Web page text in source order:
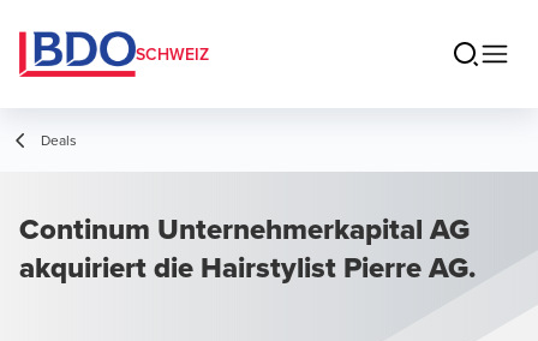
SCHWEIZ
Deals
Continum Unternehmerkapital AG
akquiriert die Hairstylist Pierre AG.